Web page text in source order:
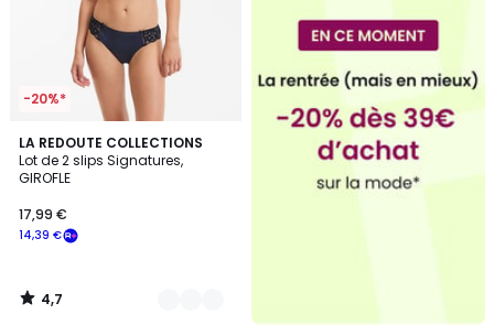
-20%*
LA REDOUTE COLLECTIONS
Lot de 2 slips Signatures,
GIROFLE
14,39 €
17,99 €
4,7
/ 5
3
Couleurs
4,7
/